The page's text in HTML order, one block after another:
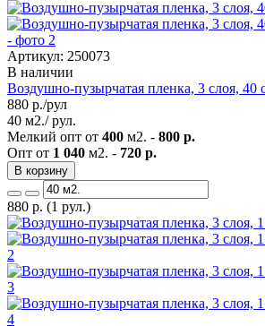
Артикул: 250073
В наличии
Воздушно-пузырчатая пленка, 3 слоя, 40
880 р./рул
40 м2./ рул.
Мелкий опт от 400 м2. - 800 р.
Опт от 1 040 м2. - 720 р.
В корзину
880 р. (1 рул.)